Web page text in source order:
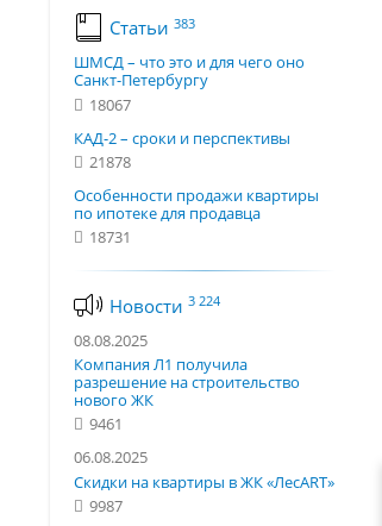
Статьи 383
ШМСД – что это и для чего оно
Санкт-Петербургу
18067
КАД-2 – сроки и перспективы
21878
Особенности продажи квартиры
по ипотеке для продавца
18731
Новости 3 224
08.08.2025
Компания Л1 получила
разрешение на строительство
нового ЖК
9461
06.08.2025
Скидки на квартиры в ЖК «ЛесART»
9987